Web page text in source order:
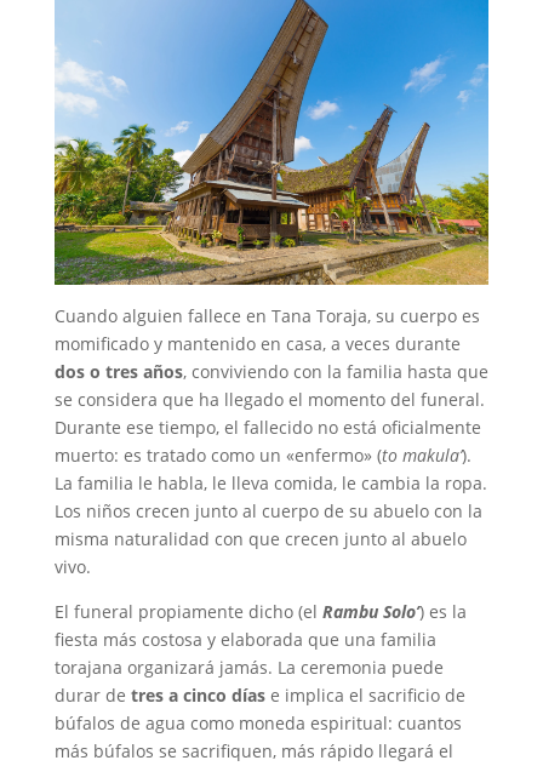
Cuando alguien fallece en Tana Toraja, su cuerpo es
momificado y mantenido en casa, a veces durante
dos o tres años, conviviendo con la familia hasta que
se considera que ha llegado el momento del funeral.
Durante ese tiempo, el fallecido no está oficialmente
muerto: es tratado como un «enfermo» (to makula’).
La familia le habla, le lleva comida, le cambia la ropa.
Los niños crecen junto al cuerpo de su abuelo con la
misma naturalidad con que crecen junto al abuelo
vivo.
El funeral propiamente dicho (el Rambu Solo’) es la
fiesta más costosa y elaborada que una familia
torajana organizará jamás. La ceremonia puede
durar de tres a cinco díase implica el sacrificio de
búfalos de agua como moneda espiritual: cuantos
más búfalos se sacrifiquen, más rápido llegará el